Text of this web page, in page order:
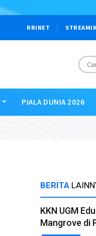
RRINET
PIALA DUNIA 2026
BERITA
KKN UGM
Mangrove di